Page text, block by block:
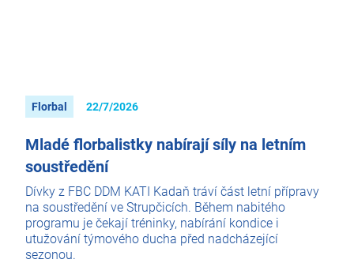
Florbal 22/7/2026
Mladé florbalistky nabírají síly na letním
soustředění
Dívky z FBC DDM KATI Kadaň tráví část letní přípravy
na soustředění ve Strupčicích. Během nabitého
programu je čekají tréninky, nabírání kondice i
utužování týmového ducha před nadcházející
sezonou.